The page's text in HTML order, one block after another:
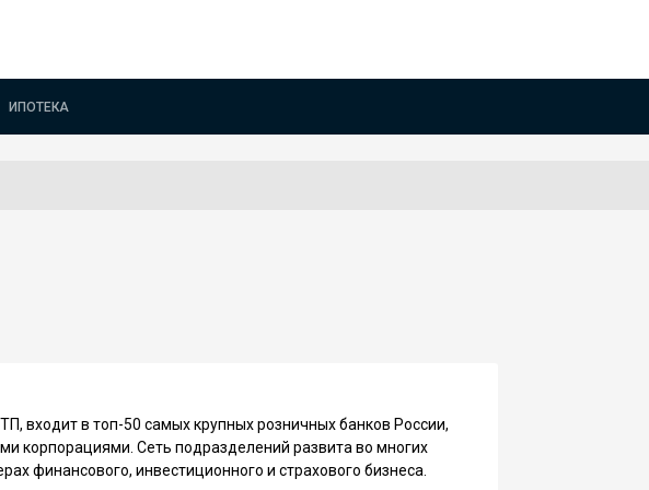
ИПОТЕКА
входит в топ-50 самых крупных розничных банков России,
корпорациями. Сеть подразделений развита во многих
финансового, инвестиционного и страхового бизнеса.